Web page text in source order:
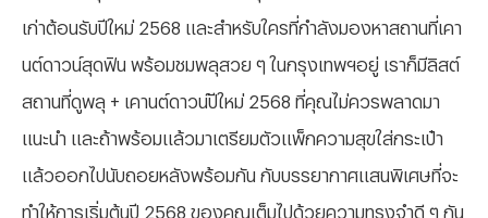
เก่าต้อนรับปีใหม่ 2568 และสำหรับใครที่กำลังมองหาสถานที่เคา
นต์ดาวน์สุดฟิน พร้อมชมพลุสวย ๆ ในกรุงเทพฯอยู่ เราก็มีลิสต์
สถานที่ดูพลุ + เคานต์ดาวน์ปีใหม่ 2568 ที่คุณไม่ควรพลาดมา
แนะนำ และถ้าพร้อมแล้วมาเตรียมตัวแพ็กความสุขใส่กระเป๋า
แล้วออกไปนับถอยหลังพร้อมกัน กับบรรยากาศแสนพิเศษที่จะ
ทำให้การเริ่มต้นปี 2568 ของคุณเต็มไปด้วยความทรงจำดี ๆ กัน